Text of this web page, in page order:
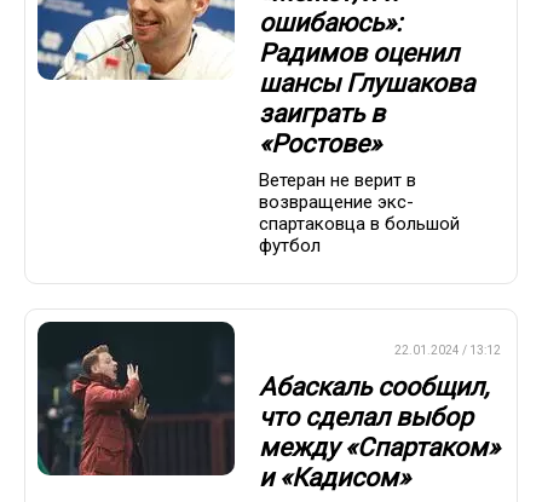
ошибаюсь»:
Радимов оценил
шансы Глушакова
заиграть в
«Ростове»
Ветеран не верит в
возвращение экс-
спартаковца в большой
футбол
22.01.2024 / 13:12
Абаскаль сообщил,
что сделал выбор
между «Спартаком»
и «Кадисом»